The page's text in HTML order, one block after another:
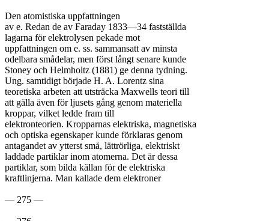
Den atomistiska uppfattningen
av e. Redan de av Faraday 1833—34 fastställda
lagarna för elektrolysen pekade mot
uppfattningen om e. ss. sammansatt av minsta
odelbara smådelar, men först långt senare kunde
Stoney och Helmholtz (1881) ge denna tydning.
Ung. samtidigt började H. A. Lorentz sina
teoretiska arbeten att utsträcka Maxwells teori till
att gälla även för ljusets gång genom materiella
kroppar, vilket ledde fram till
elektronteorien. Kropparnas elektriska, magnetiska
och optiska egenskaper kunde förklaras genom
antagandet av ytterst små, lättrörliga, elektriskt
laddade partiklar inom atomerna. Det är dessa
partiklar, som bilda källan för de elektriska
kraftlinjerna. Man kallade dem elektroner
— 275 —